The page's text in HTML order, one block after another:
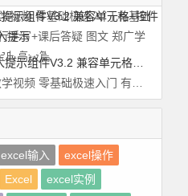
Excel VBA超级拼音输入提示组件V3.2 兼容单元格+控件+窗体 郑广学 VBA 拼音输入提示
excel输入
excel操作
Excel
excel实例